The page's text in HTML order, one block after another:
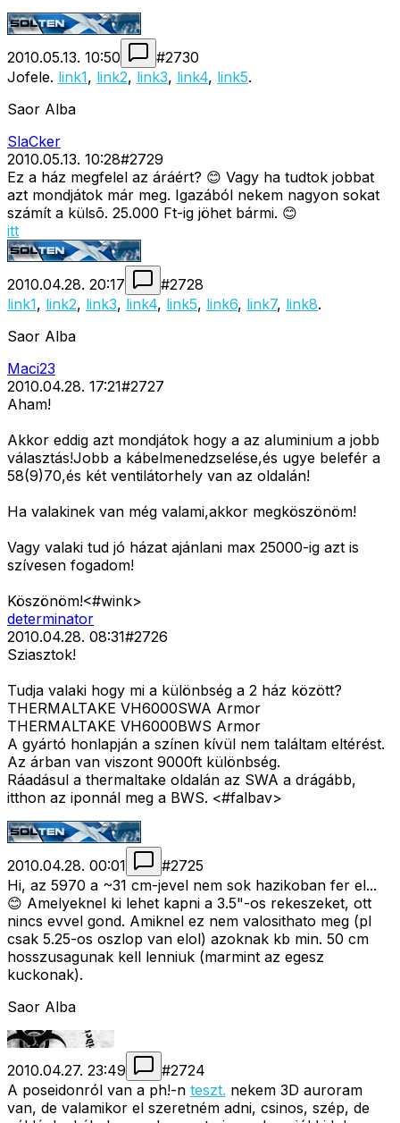
2010.05.13. 10:50 #2730
Jofele. link1, link2, link3, link4, link5.
Saor Alba
SlaCker
2010.05.13. 10:28#2729
Ez a ház megfelel az áráért? 😊 Vagy ha tudtok jobbat
azt mondjátok már meg. Igazából nekem nagyon sokat
számít a külsõ. 25.000 Ft-ig jöhet bármi. 😊
itt
2010.04.28. 20:17 #2728
link1, link2, link3, link4, link5, link6, link7, link8.
Saor Alba
Maci23
2010.04.28. 17:21#2727
Aham!
Akkor eddig azt mondjátok hogy a az aluminium a jobb
választás!Jobb a kábelmenedzselése,és ugye belefér a
58(9)70,és két ventilátorhely van az oldalán!
Ha valakinek van még valami,akkor megköszönöm!
Vagy valaki tud jó házat ajánlani max 25000-ig azt is
szívesen fogadom!
Köszönöm!<#wink>
determinator
2010.04.28. 08:31#2726
Sziasztok!
Tudja valaki hogy mi a különbség a 2 ház között?
THERMALTAKE VH6000SWA Armor
THERMALTAKE VH6000BWS Armor
A gyártó honlapján a színen kívül nem találtam eltérést.
Az árban van viszont 9000ft különbség.
Ráadásul a thermaltake oldalán az SWA a drágább,
itthon az iponnál meg a BWS. <#falbav>
2010.04.28. 00:01 #2725
Hi, az 5970 a ~31 cm-jevel nem sok hazikoban fer el...
😊 Amelyeknel ki lehet kapni a 3.5"-os rekeszeket, ott
nincs evvel gond. Amiknel ez nem valosithato meg (pl
csak 5.25-os oszlop van elol) azoknak kb min. 50 cm
hosszusagunak kell lenniuk (marmint az egesz
kuckonak).
Saor Alba
2010.04.27. 23:49 #2724
A poseidonról van a ph!-n teszt. nekem 3D auroram
van, de valamikor el szeretném adni, csinos, szép, de